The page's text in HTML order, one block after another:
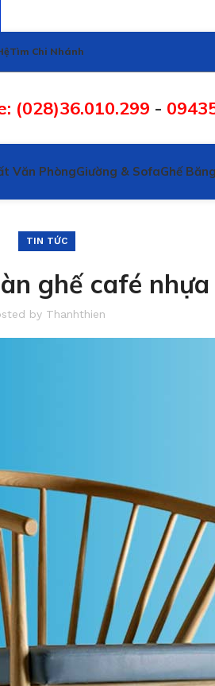
Tìm Chi Nhánh
(028)36.010.299 -
Văn PhòngGiường & SofaGhế
TIN TỨC
ghế café
by Thanhthien